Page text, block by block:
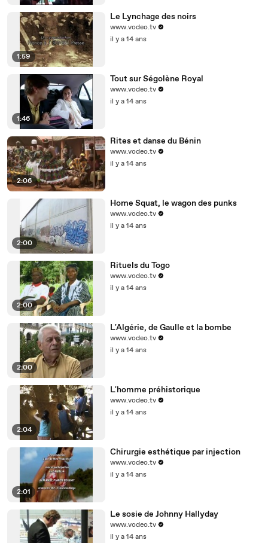
1:59
Le Lynchage des noirs
www.vodeo.tv
il y a 14 ans
1:46
Tout sur Ségolène Royal
www.vodeo.tv
il y a 14 ans
2:06
Rites et danse du Bénin
www.vodeo.tv
il y a 14 ans
2:00
Home Squat, le wagon des punks
www.vodeo.tv
il y a 14 ans
2:00
Rituels du Togo
www.vodeo.tv
il y a 14 ans
2:00
L'Algérie, de Gaulle et la bombe
www.vodeo.tv
il y a 14 ans
2:04
L'homme préhistorique
www.vodeo.tv
il y a 14 ans
2:01
Chirurgie esthétique par injection
www.vodeo.tv
il y a 14 ans
Le sosie de Johnny Hallyday
www.vodeo.tv
il y a 14 ans